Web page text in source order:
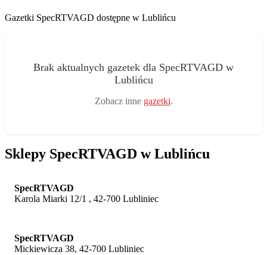
Gazetki SpecRTVAGD dostępne w Lublińcu
Brak aktualnych gazetek dla SpecRTVAGD w
Lublińcu
Zobacz inne gazetki.
Sklepy SpecRTVAGD w Lublińcu
SpecRTVAGD
Karola Miarki 12/1 , 42-700 Lubliniec
SpecRTVAGD
Mickiewicza 38, 42-700 Lubliniec